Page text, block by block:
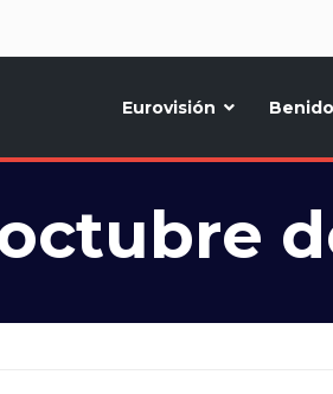
Eurovisión